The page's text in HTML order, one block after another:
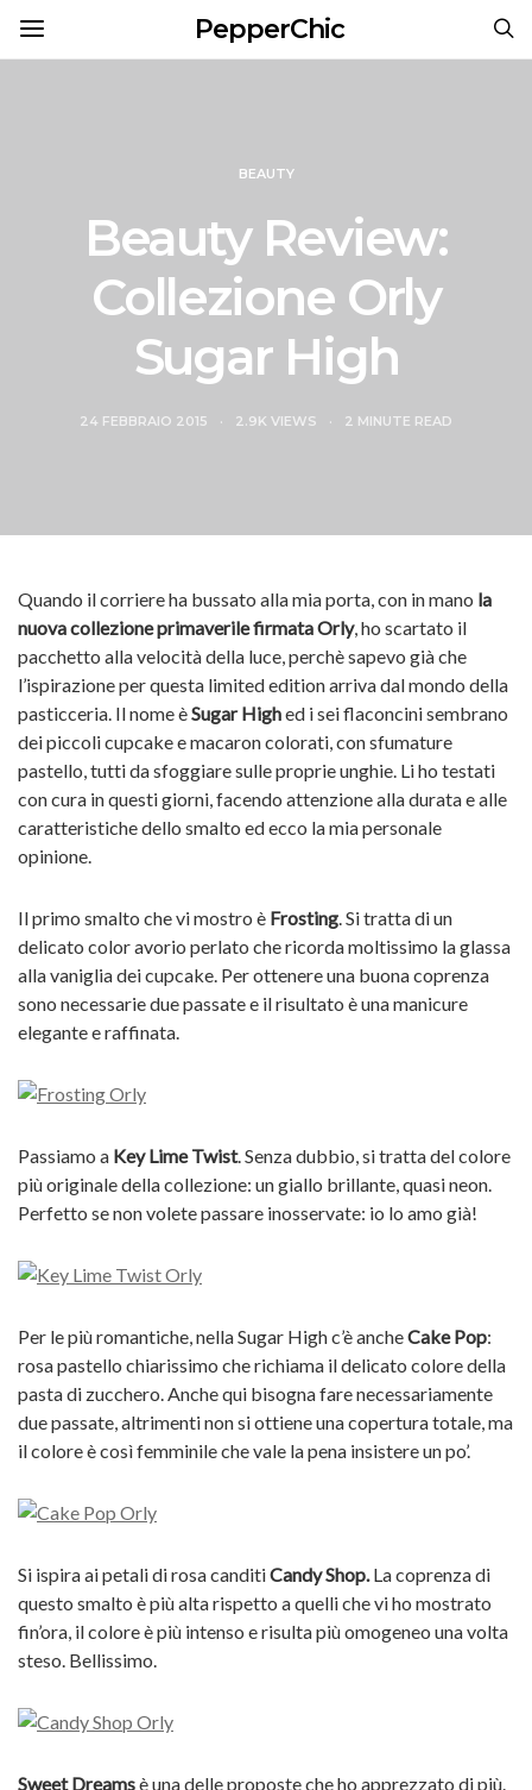
PepperChic
BEAUTY
Beauty Review:
Collezione Orly
Sugar High
24 FEBBRAIO 2015 2.9K VIEWS 2 MINUTE READ
Quando il corriere ha bussato alla mia porta, con in mano la
nuova collezione primaverile firmata Orly, ho scartato il
pacchetto alla velocità della luce, perchè sapevo già che
l’ispirazione per questa limited edition arriva dal mondo della
pasticceria. Il nome èSugar Highed i sei flaconcini sembrano
dei piccoli cupcake e macaron colorati, con sfumature
pastello, tutti da sfoggiare sulle proprie unghie. Li ho testati
con cura in questi giorni, facendo attenzione alla durata e alle
caratteristiche dello smalto ed ecco la mia personale
opinione.
Il primo smalto che vi mostro è Frosting. Si tratta di un
delicato color avorio perlato che ricorda moltissimo la glassa
alla vaniglia dei cupcake. Per ottenere una buona coprenza
sono necessarie due passate e il risultato è una manicure
elegante e raffinata.
Passiamo a Key Lime Twist. Senza dubbio, si tratta del colore
più originale della collezione: un giallo brillante, quasi neon.
Perfetto se non volete passare inosservate: io lo amo già!
Per le più romantiche, nella Sugar High c’è ancheCake Pop:
rosa pastello chiarissimo che richiama il delicato colore della
pasta di zucchero. Anche qui bisogna fare necessariamente
due passate, altrimenti non si ottiene una copertura totale, ma
il colore è così femminile che vale la pena insistere un po’.
Si ispira ai petali di rosa canditiCandy Shop.La coprenza di
questo smalto è più alta rispetto a quelli che vi ho mostrato
fin’ora, il colore è più intenso e risulta più omogeneo una volta
steso. Bellissimo.
Sweet Dreamsè una delle proposte che ho apprezzato di più.